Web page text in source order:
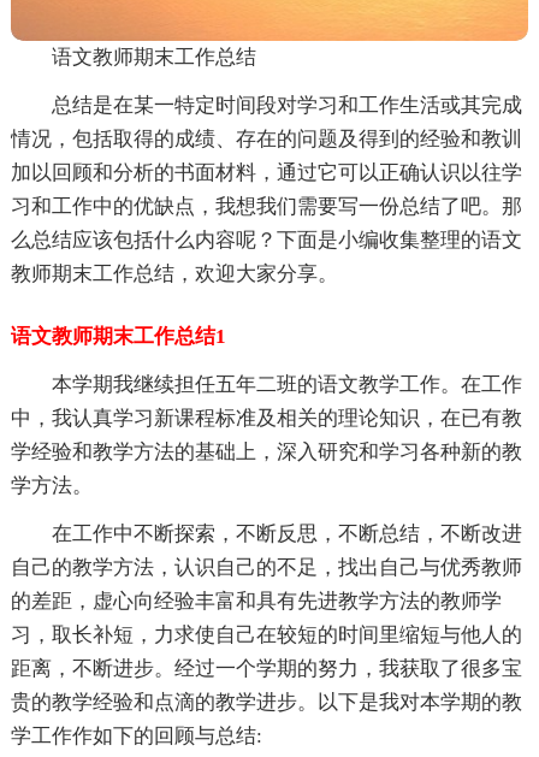
语文教师期末工作总结
总结是在某一特定时间段对学习和工作生活或其完成
情况，包括取得的成绩、存在的问题及得到的经验和教训
加以回顾和分析的书面材料，通过它可以正确认识以往学
习和工作中的优缺点，我想我们需要写一份总结了吧。那
么总结应该包括什么内容呢？下面是小编收集整理的语文
教师期末工作总结，欢迎大家分享。
语文教师期末工作总结1
本学期我继续担任五年二班的语文教学工作。在工作
中，我认真学习新课程标准及相关的理论知识，在已有教
学经验和教学方法的基础上，深入研究和学习各种新的教
学方法。
在工作中不断探索，不断反思，不断总结，不断改进
自己的教学方法，认识自己的不足，找出自己与优秀教师
的差距，虚心向经验丰富和具有先进教学方法的教师学
习，取长补短，力求使自己在较短的时间里缩短与他人的
距离，不断进步。经过一个学期的努力，我获取了很多宝
贵的教学经验和点滴的教学进步。以下是我对本学期的教
学工作作如下的回顾与总结: